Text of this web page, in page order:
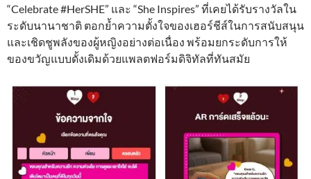
“Celebrate #HerSHE” และ “She Inspires” ที่เคยได้รับรางวัลใน
ระดับนานาชาติ ตอกย้ำความตั้งใจของเฮอร์ชีส์ในการสนับสนุน
และเชิดชูพลังของผู้หญิงอย่างต่อเนื่อง พร้อมยกระดับการให้
ของขวัญแบบดั้งเดิมด้วยแพลตฟอร์มดิจิทัลที่ทันสมัย